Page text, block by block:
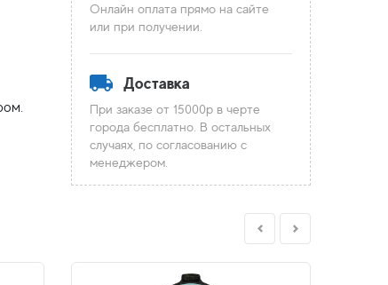
Онлайн оплата прямо на сайте
или при получении.
Доставка
При заказе от 15000р в черте
города бесплатно. В остальных
случаях, по согласованию с
менеджером.